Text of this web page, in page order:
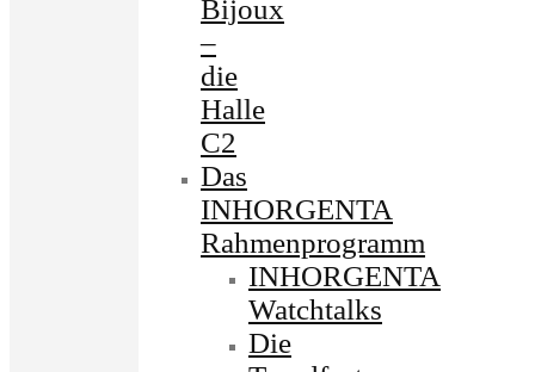
Bijoux
–
die
Halle
C2
Das
INHORGENTA
Rahmenprogramm
INHORGENTA
Watchtalks
Die